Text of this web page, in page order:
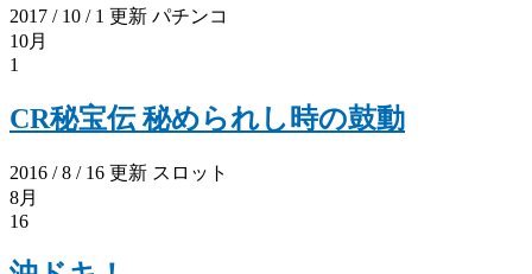
2017 / 10 / 1 更新 パチンコ
10月
1
CR秘宝伝 秘められし時の鼓動
2016 / 8 / 16 更新 スロット
8月
16